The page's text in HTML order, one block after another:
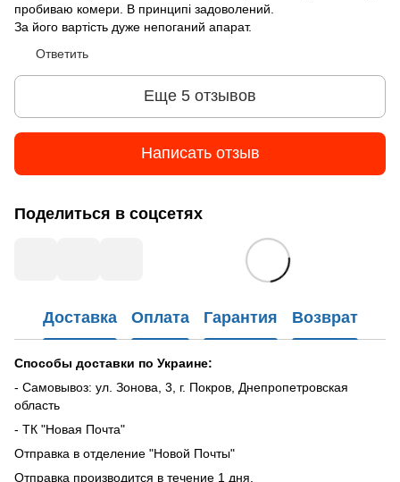
пробиваю комери. В принципі задоволений.
За його вартість дуже непоганий апарат.
Ответить
Еще 5 отзывов
Написать отзыв
Поделиться в соцсетях
Доставка Оплата Гарантия Возврат
Способы доставки по Украине:
- Самовывоз: ул. Зонова, 3, г. Покров, Днепропетровская
область
- ТК "Новая Почта"
Отправка в отделение "Новой Почты"
Отправка производится в течение 1 дня.